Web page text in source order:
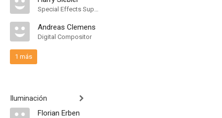
Special Effects Supervisor
Andreas Clemens
Digital Compositor
1 más
Iluminación
Florian Erben